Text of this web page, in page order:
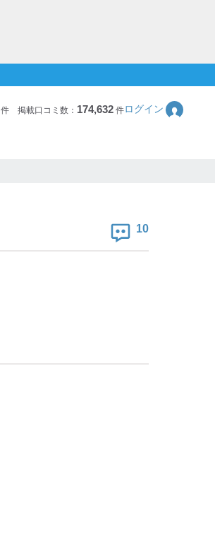
件 掲載口コミ数： 174,632件ログイン
10